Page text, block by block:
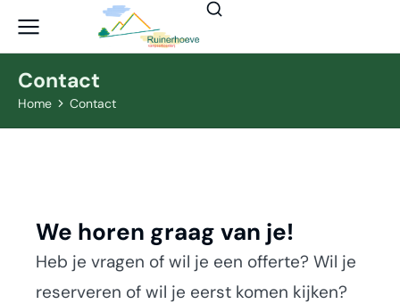
Contact
Je bent hier:
Home Contact
We horen graag van je!
Heb je vragen of wil je een offerte? Wil je
reserveren of wil je eerst komen kijken?